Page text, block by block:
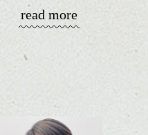
のも良い感じです。
ンジ、似合うカラーリン
コンパクトなフォルムが
せてくれる効果もあり、
そんなショートカット。
read more